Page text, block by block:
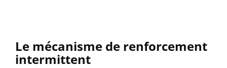
Le mécanisme de renforcement
intermittent